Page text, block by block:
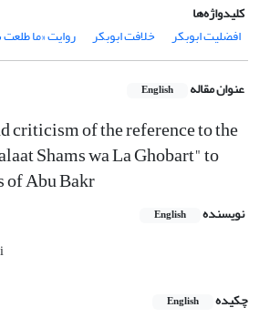
کلیدواژه‌ها
افضلیت ابوبکر
خلافت ابوبکر روایت «ما
عنوان مقاله English
criticism of the reference to the
Shams wa La Ghobart" to
of Abu Bakr
نویسنده English
چکیده
English